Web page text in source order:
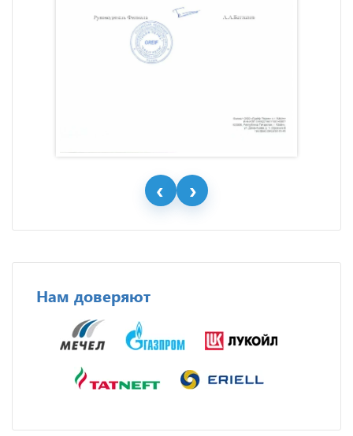
Нам доверяют